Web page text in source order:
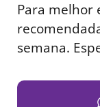
Para melhor
semana.